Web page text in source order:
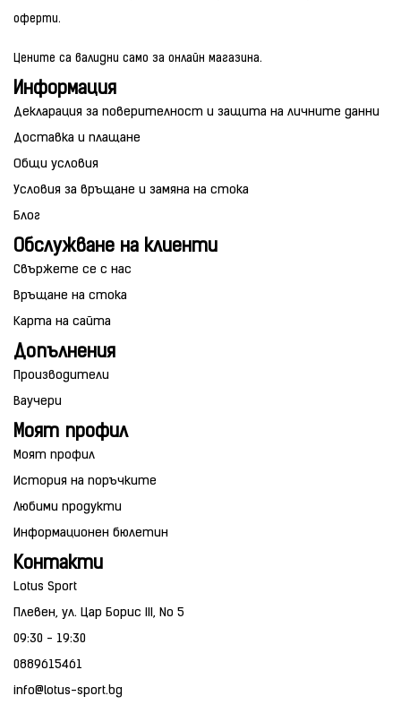
оферти.
Цените са валидни само за онлайн магазина.
Информация
Декларация за поверителност и защита на личните данни
Доставка и плащане
Общи условия
Условия за връщане и замяна на стока
Блог
Обслужване на клиенти
Свържете се с нас
Връщане на стока
Карта на сайта
Допълнения
Производители
Ваучери
Моят профил
Моят профил
История на поръчките
Любими продукти
Информационен бюлетин
Контакти
Lotus Sport
Плевен, ул. Цар Борис III, No 5
09:30 - 19:30
0889615461
info@lotus-sport.bg